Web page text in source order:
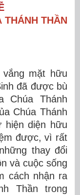
THÁNH THẦN
mặt hữu
đã được bù
Chúa Thánh
Chúa Thánh
hiện diện hữu
được, vì rất
thay đổi
và cuộc sống
cách nhận ra
Thần trong